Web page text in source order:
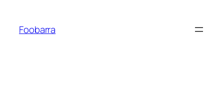
contenido
Foobarra